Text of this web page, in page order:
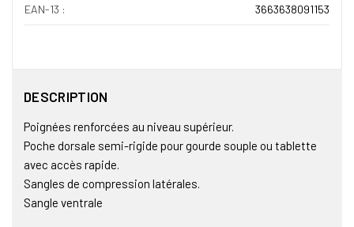
EAN-13 : 3663638091153
DESCRIPTION
Poignées renforcées au niveau supérieur.
Poche dorsale semi-rigide pour gourde souple ou tablette
avec accès rapide.
Sangles de compression latérales.
Sangle ventrale